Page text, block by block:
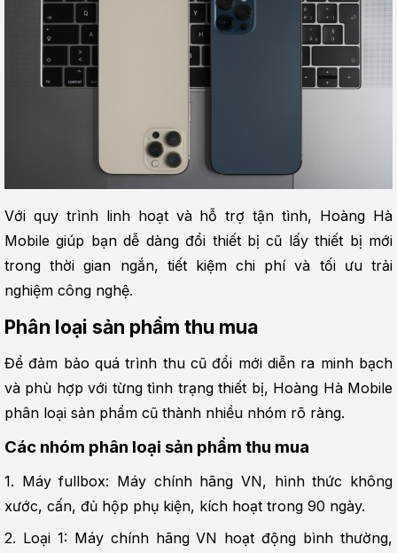
Với quy trình linh hoạt và hỗ trợ tận tình, Hoàng Hà
Mobile giúp bạn dễ dàng đổi thiết bị cũ lấy thiết bị mới
trong thời gian ngắn, tiết kiệm chi phí và tối ưu trải
nghiệm công nghệ.
Phân loại sản phẩm thu mua
Để đảm bảo quá trình thu cũ đổi mới diễn ra minh bạch
và phù hợp với từng tình trạng thiết bị, Hoàng Hà Mobile
phân loại sản phẩm cũ thành nhiều nhóm rõ ràng.
Các nhóm phân loại sản phẩm thu mua
1. Máy fullbox: Máy chính hãng VN, hình thức không
xước, cấn, đủ hộp phụ kiện, kích hoạt trong 90 ngày.
2. Loại 1: Máy chính hãng VN hoạt động bình thường,